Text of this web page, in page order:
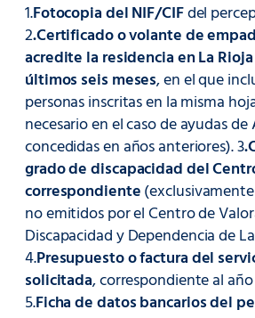
1.Fotocopia del NIF/CIFdel
2.Certificado o volante de
acredite la residencia en La
últimos seis meses, en el que
personas inscritas en la misma
necesario en el caso de ayudas
concedidas en años anteriores). 3
grado de discapacidad del
correspondiente
no emitidos por el Centro de
Discapacidad y Dependencia de
4.Presupuesto o factura del
solicitada, correspondiente al
5.Ficha de datos bancarios del